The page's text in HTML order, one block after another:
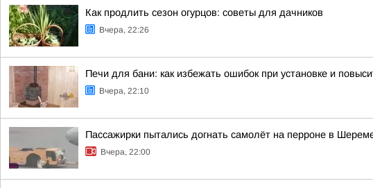
Как продлить сезон огурцов: советы для дачников
Вчера, 22:26
Печи для бани: как избежать ошибок при установке и
Вчера, 22:10
Пассажирки пытались догнать самолёт на перроне в
Вчера, 22:00